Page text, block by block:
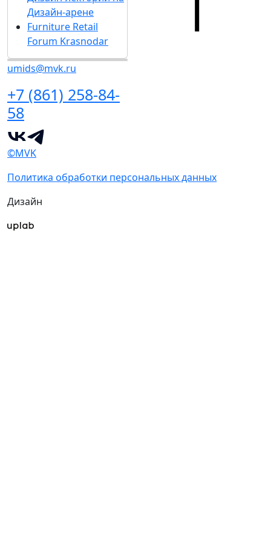
Дизайн-арене
Furniture Retail
Forum Krasnodar
umids@mvk.ru
+7 (861) 258-84-
58
©MVK
Политика обработки персональных данных
Дизайн